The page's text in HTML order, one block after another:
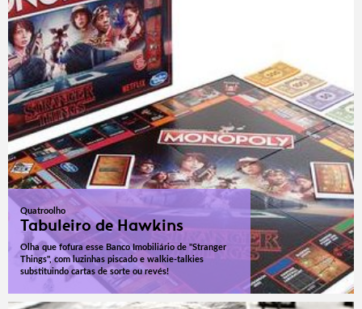
Quatroolho
Tabuleiro de Hawkins
Olha que fofura esse Banco Imobiliário de "Stranger
Things", com luzinhas piscado e walkie-talkies
substituindo cartas de sorte ou revés!